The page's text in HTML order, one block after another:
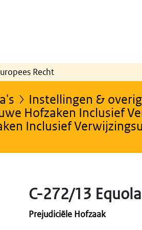
Recht
Instellingen &
Hofzaken Inclusief
Inclusief
C-272/13
Prejudiciële Hofzaak